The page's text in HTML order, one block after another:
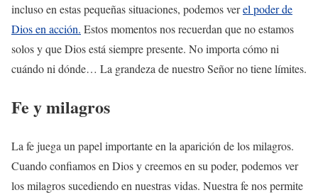
incluso en estas pequeñas situaciones, podemos verel poder de
Dios en acción. Estos momentos nos recuerdan que no estamos
solos y que Dios está siempre presente. No importa cómo ni
cuándo ni dónde… La grandeza de nuestro Señor no tiene límites.
Fe y milagros
La fe juega un papel importante en la aparición de los milagros.
Cuando confiamos en Dios y creemos en su poder, podemos ver
los milagros sucediendo en nuestras vidas. Nuestra fe nos permite